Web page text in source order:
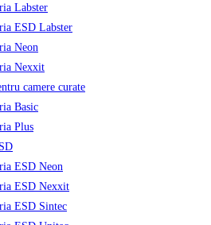
Labster
ESD Labster
Neon
Nexxit
camere curate
Basic
Plus
ESD Neon
ESD Nexxit
ESD Sintec